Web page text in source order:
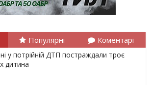
Популярні Коментарі
у потрійній ДТП постраждали троє
дитина